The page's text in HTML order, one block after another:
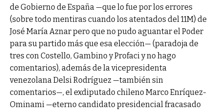
de Gobierno de España —que lo fue por los errores
(sobre todo mentiras cuando los atentados del 11M) de
José María Aznar pero que no pudo aguantar el Poder
para su partido más que esa elección— (paradoja de
tres con Costello, Gambino y Profaci y no hago
comentarios), además de la vicepresidenta
venezolana Delsi Rodríguez —también sin
comentarios—, el exdiputado chileno Marco Enríquez-
Ominami —eterno candidato presidencial fracasado